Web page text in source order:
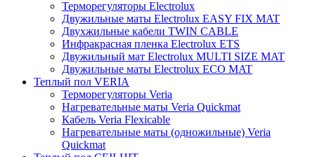
Терморегуляторы Electrolux
Двужильные маты Electrolux EASY FIX MAT
Двухжильные кабели TWIN CABLE
Инфракрасная пленка Electrolux ETS
Двужильный мат Electrolux MULTI SIZE MAT
Двужильные маты Electrolux ECO MAT
Теплый пол VERIA
Терморегуляторы Veria
Нагревательные маты Veria Quickmat
Кабель Veria Flexicable
Нагревательные маты (одножильные) Veria
Quickmat